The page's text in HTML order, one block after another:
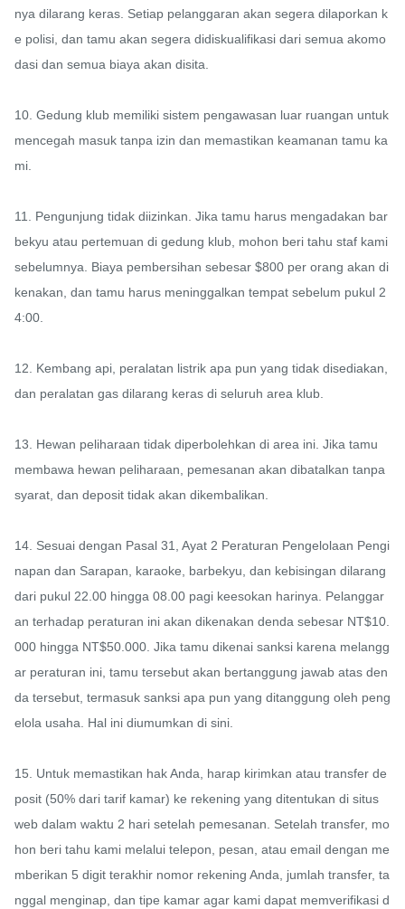
nya dilarang keras. Setiap pelanggaran akan segera dilaporkan k
e polisi, dan tamu akan segera didiskualifikasi dari semua akomo
dasi dan semua biaya akan disita.
10. Gedung klub memiliki sistem pengawasan luar ruangan untuk
mencegah masuk tanpa izin dan memastikan keamanan tamu ka
mi.
11. Pengunjung tidak diizinkan. Jika tamu harus mengadakan bar
bekyu atau pertemuan di gedung klub, mohon beri tahu staf kami
sebelumnya. Biaya pembersihan sebesar $800 per orang akan di
kenakan, dan tamu harus meninggalkan tempat sebelum pukul 2
4:00.
12. Kembang api, peralatan listrik apa pun yang tidak disediakan,
dan peralatan gas dilarang keras di seluruh area klub.
13. Hewan peliharaan tidak diperbolehkan di area ini. Jika tamu
membawa hewan peliharaan, pemesanan akan dibatalkan tanpa
syarat, dan deposit tidak akan dikembalikan.
14. Sesuai dengan Pasal 31, Ayat 2 Peraturan Pengelolaan Pengi
napan dan Sarapan, karaoke, barbekyu, dan kebisingan dilarang
dari pukul 22.00 hingga 08.00 pagi keesokan harinya. Pelanggar
an terhadap peraturan ini akan dikenakan denda sebesar NT$10.
000 hingga NT$50.000. Jika tamu dikenai sanksi karena melangg
ar peraturan ini, tamu tersebut akan bertanggung jawab atas den
da tersebut, termasuk sanksi apa pun yang ditanggung oleh peng
elola usaha. Hal ini diumumkan di sini.
15. Untuk memastikan hak Anda, harap kirimkan atau transfer de
posit (50% dari tarif kamar) ke rekening yang ditentukan di situs
web dalam waktu 2 hari setelah pemesanan. Setelah transfer, mo
hon beri tahu kami melalui telepon, pesan, atau email dengan me
mberikan 5 digit terakhir nomor rekening Anda, jumlah transfer, ta
nggal menginap, dan tipe kamar agar kami dapat memverifikasi d